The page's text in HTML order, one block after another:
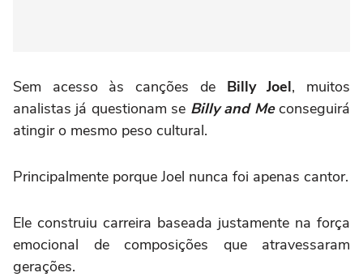
Sem acesso às canções de Billy Joel, muitos
analistas já questionam se Billy and Meconseguirá
atingir o mesmo peso cultural.
Principalmente porque Joel nunca foi apenas cantor.
Ele construiu carreira baseada justamente na força
emocional de composições que atravessaram
gerações.